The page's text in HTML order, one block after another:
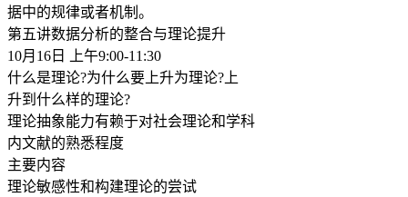
据中的规律或者机制。
第五讲数据分析的整合与理论提升
10月16日 上午9:00-11:30
什么是理论?为什么要上升为理论?上
升到什么样的理论?
理论抽象能力有赖于对社会理论和学科
内文献的熟悉程度
主要内容
理论敏感性和构建理论的尝试